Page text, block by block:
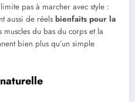
pas à marcher avec style :
aussi de réels bienfaits pour la
muscles du bas du corps et la
bien plus qu’un simple